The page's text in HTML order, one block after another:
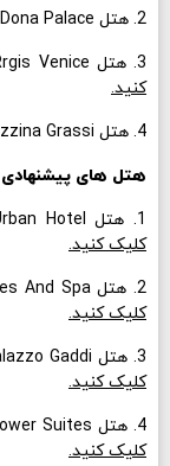
2. هتل Hotel Dona Palace، ****.
3. هتل The St. Rrgis Venice، *****.
کنید.
4. هتل Palazzina Grassi، *****.
هتل های
1. هتل Hotel Market Urban Hotel، ****.
کلیک کنید.
2. هتل San Firenze Suites And Spa، ****.
کلیک کنید.
3. هتل Nh Collection Palazzo Gaddi، *****.
کلیک کنید.
4. هتل Donati Luxury Tower Suites، *****.
کلیک کنید.